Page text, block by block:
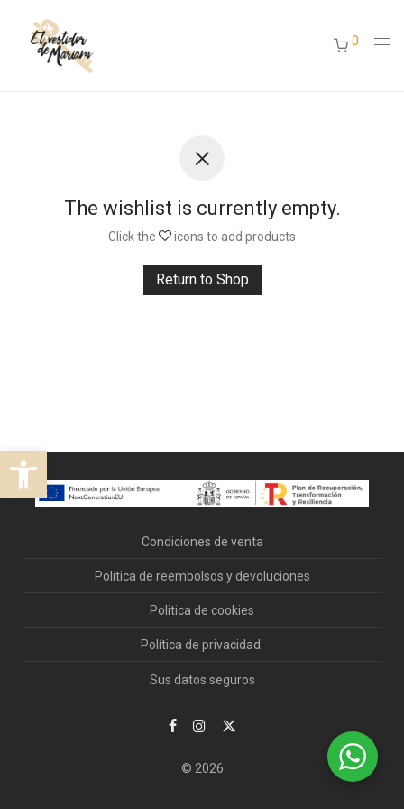
Abrir barra de herramientas
0
The wishlist is currently empty.
Click the icons to add products
Return to Shop
Condiciones de venta
Política de reembolsos y devoluciones
Politica de cookies
Política de privacidad
Sus datos seguros
© 2026